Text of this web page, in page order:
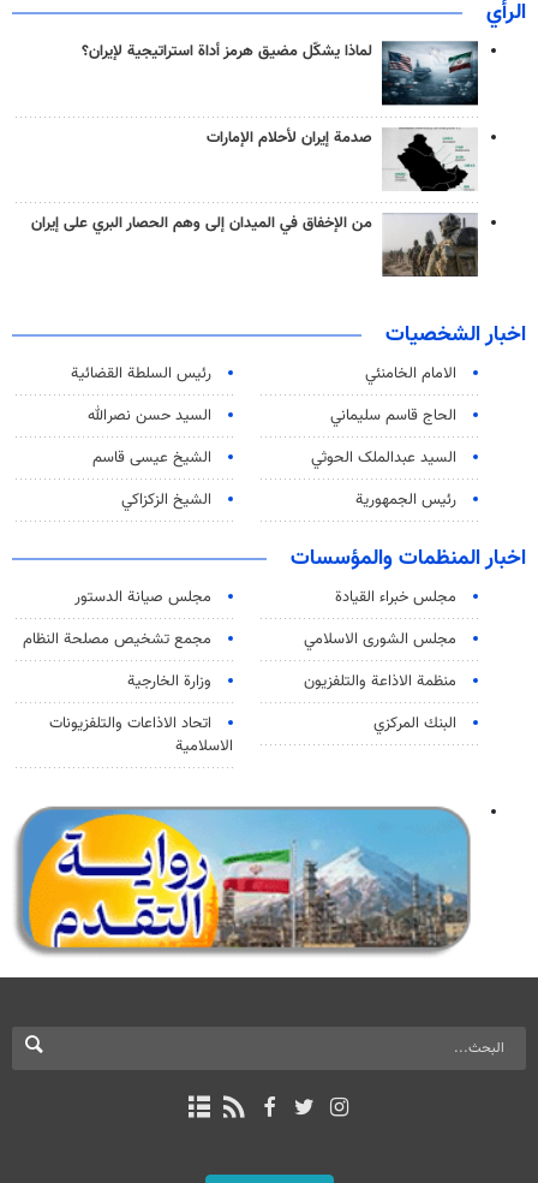
الرأي
لماذا يشكّل مضيق هرمز أداة استراتيجية لإيران؟
صدمة إيران لأحلام الإمارات
من الإخفاق في الميدان إلى وهم الحصار البري على إيران
اخبار الشخصيات
الامام الخامنئي
رئیس السلطة القضائیة
الحاج قاسم سليماني
السيد حسن نصرالله
السید عبدالملک الحوثي
الشيخ عيسى قاسم
رئيس الجمهورية
الشيخ الزكزاكي
اخبار المنظمات والمؤسسات
مجلس خبراء القيادة
مجلس صيانة الدستور
مجلس الشورى الاسلامي
مجمع تشخيص مصلحة النظام
منظمة الاذاعة والتلفزیون
وزارة الخارجية
البنك المركزي
اتحاد الاذاعات والتلفزيونات
الاسلامية